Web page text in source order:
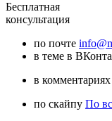
Бесплатная
консультация
по почте
в теме в
в
по скайпу По